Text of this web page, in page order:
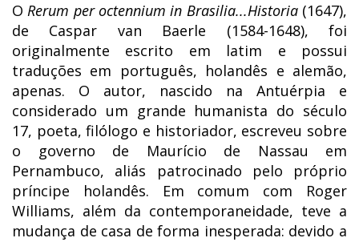
ORerum per octennium in Brasilia...Historia(1647),
de Caspar van Baerle (1584-1648), foi
originalmente escrito em latim e possui
traduções em português, holandês e alemão,
apenas. O autor, nascido na Antuérpia e
considerado um grande humanista do século
17, poeta, filólogo e historiador, escreveu sobre
o governo de Maurício de Nassau em
Pernambuco, aliás patrocinado pelo próprio
príncipe holandês. Em comum com Roger
Williams, além da contemporaneidade, teve a
mudança de casa de forma inesperada: devido a